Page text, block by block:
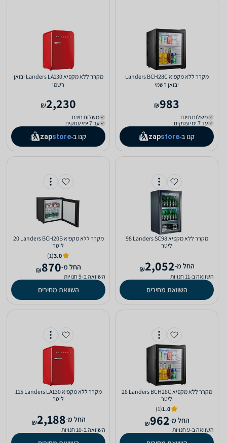
מקרר ‏ללא מקפיא Landers BCH28C
יבואן רשמי
983
₪
משלוח חינם
עד 7 ימי עסקים
קנו ב- zapstore
מקרר ‏ללא מקפיא Landers LA130 יבואן
רשמי
2,230
₪
משלוח חינם
עד 7 ימי עסקים
קנו ב- zapstore
מקרר ‏ללא מקפיא Landers SC98 ‏98
‏ליטר
‫החל מ-2,052
₪
השוואה ב-11 חנויות
השוואת מחירים
מקרר ‏ללא מקפיא Landers BCH20B ‏20
‏ליטר
3.0
(1)
‫החל מ-870
₪
השוואה ב-9 חנויות
השוואת מחירים
מקרר ‏ללא מקפיא Landers BCH28C ‏28
‏ליטר
1.0
(1)
‫החל מ-962
₪
השוואה ב-9 חנויות
מקרר ‏ללא מקפיא Landers LA130 ‏115
‏ליטר
‫החל מ-2,188
₪
השוואה ב-10 חנויות